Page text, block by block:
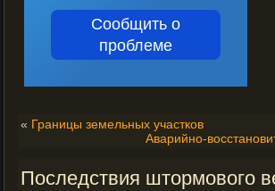
Сообщить о
проблеме
« Границы земельных участков
Аварийно-
Последствия штормового